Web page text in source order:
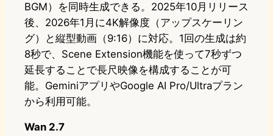
BGM）を同時生成できる。2025年10月リリース
後、2026年1月に4K解像度（アップスケーリン
グ）と縦型動画（9:16）に対応。1回の生成は約
8秒で、Scene Extension機能を使って7秒ずつ
延長することで長尺映像を構成することが可
能。GeminiアプリやGoogle AI Pro/Ultraプラン
から利用可能。
Wan 2.7